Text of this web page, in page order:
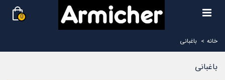
0
خانه > باغبانی
باغبانی